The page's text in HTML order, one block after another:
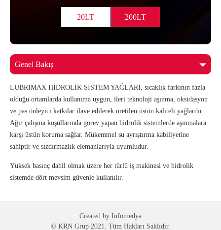
20LT 200LT
LUBRIMAX HİDROLİK SİSTEM YAĞLARI, sıcaklık farkının fazla
olduğu ortamlarda kullanıma uygun, ileri teknoloji aşınma, oksidasyon
ve pas önleyici katkılar ilave edilerek üretilen üstün kaliteli yağlardır.
Ağır çalışma koşullarında görev yapan hidrolik sistemlerde aşınmalara
karşı üstün koruma sağlar. Mükemmel su ayrıştırma kabiliyetine
sahiptir ve sızdırmazlık elemanlarıyla uyumludur.
Yüksek basınç dahil olmak üzere her türlü iş makinesi ve hidrolik
sistemde dört mevsim güvenle kullanılır.
Created by Infomedya
© KRN Grup 2021. Tüm Hakları Saklıdır.